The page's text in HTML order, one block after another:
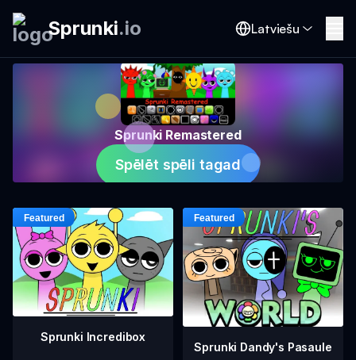
Sprunki.io Latviešu
Sprunki Remastered
Spēlēt spēli tagad
Sprunki Incredibox
Sprunki Dandy's Pasaule